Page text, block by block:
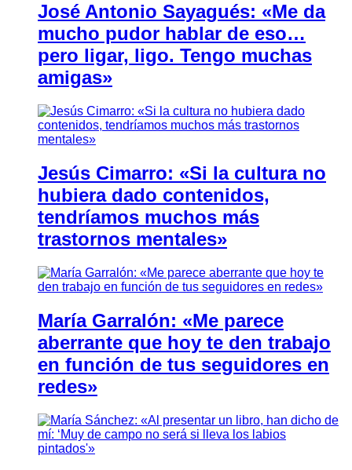
José Antonio Sayagués: «Me da
mucho pudor hablar de eso…
pero ligar, ligo. Tengo muchas
amigas»
Jesús Cimarro: «Si la cultura no
hubiera dado contenidos,
tendríamos muchos más
trastornos mentales»
María Garralón: «Me parece
aberrante que hoy te den trabajo
en función de tus seguidores en
redes»